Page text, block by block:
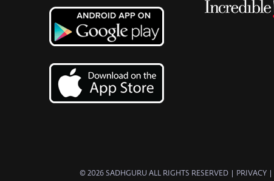
© 2026 SADHGURU ALL RIGHTS RESERVED | PRIVACY |